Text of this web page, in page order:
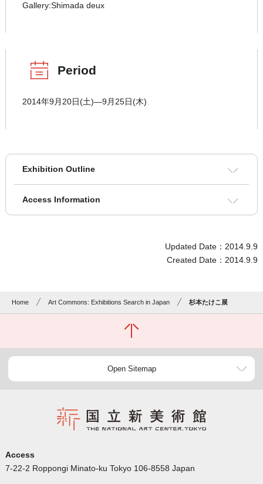
Gallery:Shimada deux
Period
2014年9月20日(土)―9月25日(木)
Exhibition Outline
Access Information
Updated Date：2014.9.9
Created Date：2014.9.9
Home Art Commons: Exhibitions Search in Japan 杉本たけこ展
Open Sitemap
Access
7-22-2 Roppongi Minato-ku Tokyo 106-8558 Japan